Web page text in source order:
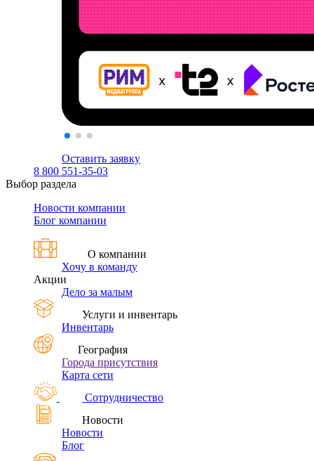
Оставить заявку
8 800 551-35-03
Выбор раздела
Новости компании
Блог компании
О компании
Хочу в команду
Акции
Дело за малым
Услуги и инвентарь
Инвентарь
География
Города присутствия
Карта сети
Сотрудничество
Новости
Новости
Блог